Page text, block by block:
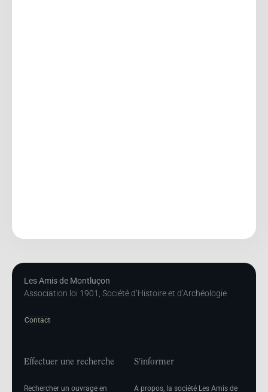
Les Amis de Montluçon
Association loi 1901, Société d’Histoire et d’Archéologie
Contact
Effectuer une recherche
Rechercher un ouvrage en
S'informer
A propos, la société Les Amis de